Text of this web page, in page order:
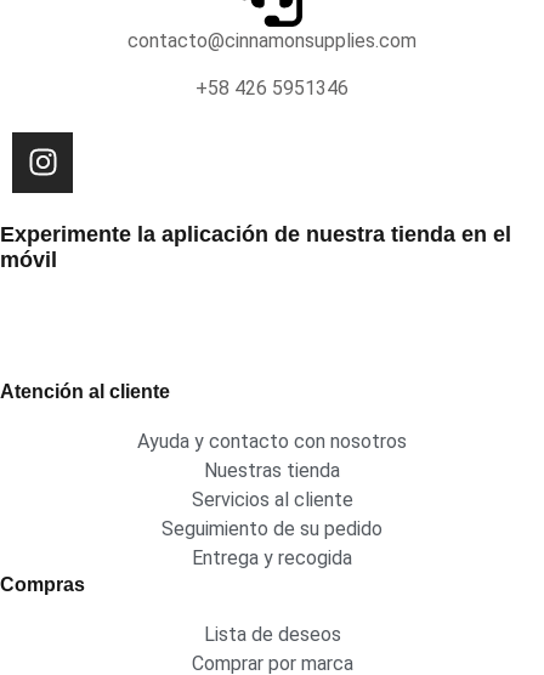
contacto@cinnamonsupplies.com
+58 426 5951346
Experimente la aplicación de nuestra tienda en el
móvil
Atención al cliente
Ayuda y contacto con nosotros
Nuestras tienda
Servicios al cliente
Seguimiento de su pedido
Entrega y recogida
Compras
Lista de deseos
Comprar por marca